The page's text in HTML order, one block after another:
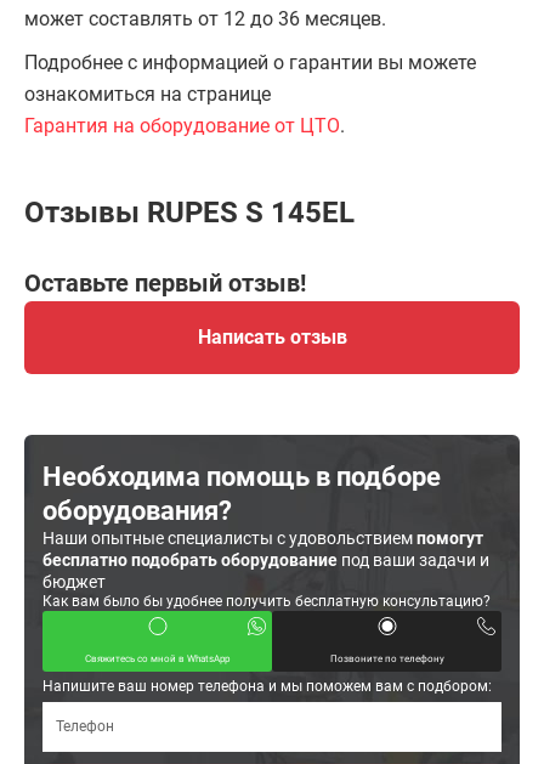
может составлять от 12 до 36 месяцев.
Подробнее с информацией о гарантии вы можете
ознакомиться на странице
Гарантия на оборудование от ЦТО.
Отзывы RUPES S 145EL
Оставьте первый отзыв!
Написать отзыв
Необходима помощь в подборе
оборудования?
Наши опытные специалисты с удовольствиемпомогут
бесплатно подобрать оборудование под ваши задачи и
бюджет
Как вам было бы удобнее получить бесплатную консультацию?
Свяжитесь со мной в WhatsApp Позвоните по телефону
Напишите ваш номер телефона и мы поможем вам с подбором: